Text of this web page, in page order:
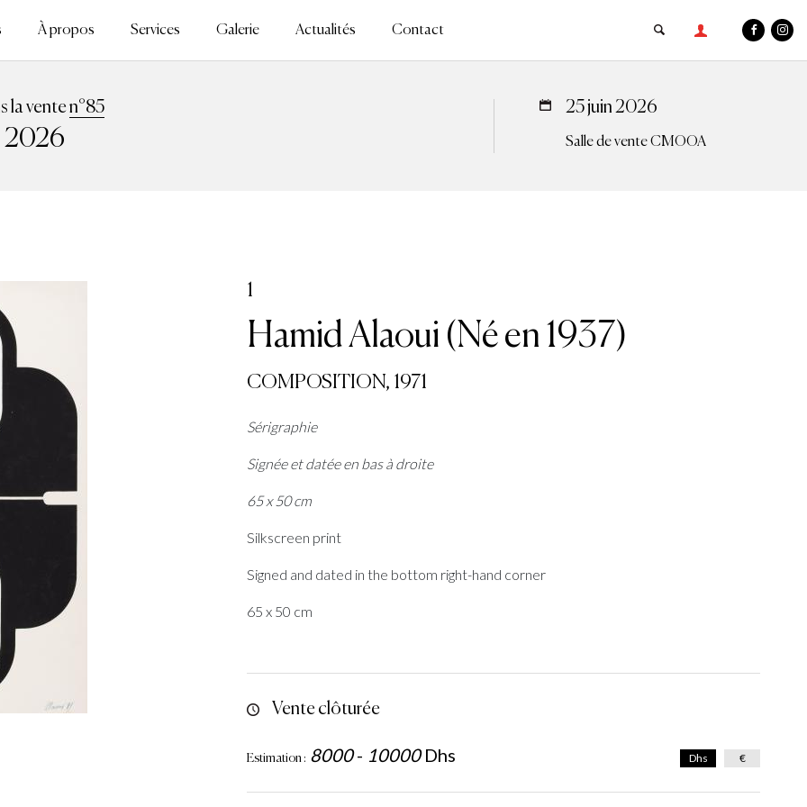
À propos Services Galerie Actualités Contact
la venten°85
2026
25 juin 2026
Salle de vente CMOOA
1
Hamid Alaoui (Né en 1937)
COMPOSITION, 1971
Sérigraphie
Signée et datée en bas à droite
65 x 50 cm
Silkscreen print
Signed and dated in the bottom right-hand corner
65 x 50 cm
Vente clôturée
Estimation : 8000- 10000 Dhs Dhs €